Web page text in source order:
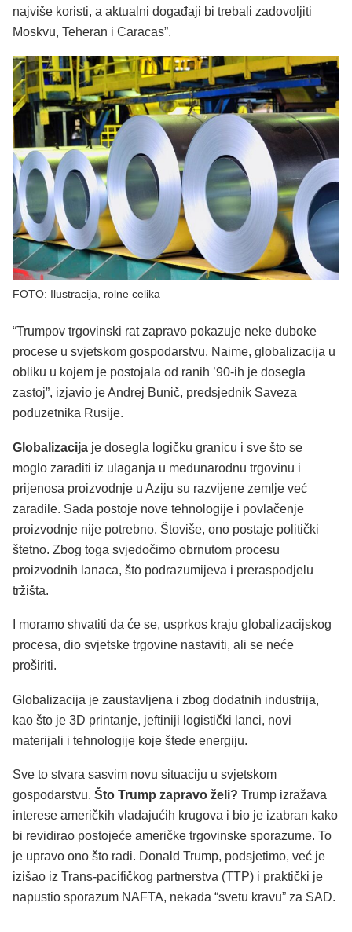
najviše koristi, a aktualni događaji bi trebali zadovoljiti
Moskvu, Teheran i Caracas”.
FOTO: Ilustracija, rolne celika
“Trumpov trgovinski rat zapravo pokazuje neke duboke
procese u svjetskom gospodarstvu. Naime, globalizacija u
obliku u kojem je postojala od ranih ’90-ih je dosegla
zastoj”, izjavio je Andrej Bunič, predsjednik Saveza
poduzetnika Rusije.
Globalizacija je dosegla logičku granicu i sve što se
moglo zaraditi iz ulaganja u međunarodnu trgovinu i
prijenosa proizvodnje u Aziju su razvijene zemlje već
zaradile. Sada postoje nove tehnologije i povlačenje
proizvodnje nije potrebno. Štoviše, ono postaje politički
štetno. Zbog toga svjedočimo obrnutom procesu
proizvodnih lanaca, što podrazumijeva i preraspodjelu
tržišta.
I moramo shvatiti da će se, usprkos kraju globalizacijskog
procesa, dio svjetske trgovine nastaviti, ali se neće
proširiti.
Globalizacija je zaustavljena i zbog dodatnih industrija,
kao što je 3D printanje, jeftiniji logistički lanci, novi
materijali i tehnologije koje štede energiju.
Sve to stvara sasvim novu situaciju u svjetskom
gospodarstvu. Što Trump zapravo želi? Trump izražava
interese američkih vladajućih krugova i bio je izabran kako
bi revidirao postojeće američke trgovinske sporazume. To
je upravo ono što radi. Donald Trump, podsjetimo, već je
izišao iz Trans-pacifičkog partnerstva (TTP) i praktički je
napustio sporazum NAFTA, nekada “svetu kravu” za SAD.